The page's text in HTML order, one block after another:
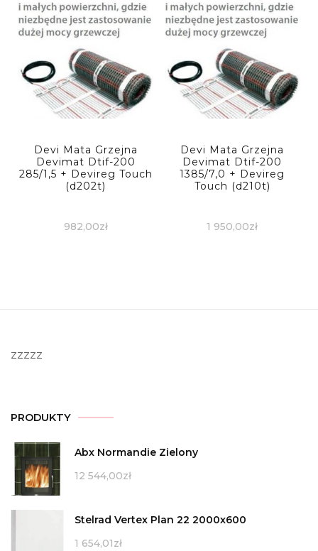
Devi Mata Grzejna
Devimat Dtif-200
285/1,5 + Devireg Touch
(d202t)
982,00zł
Devi Mata Grzejna
Devimat Dtif-200
1385/7,0 + Devireg
Touch (d210t)
1 950,00zł
zzzzz
PRODUKTY
Abx Normandie Zielony
12 544,00zł
Stelrad Vertex Plan 22 2000x600
1 654,01zł